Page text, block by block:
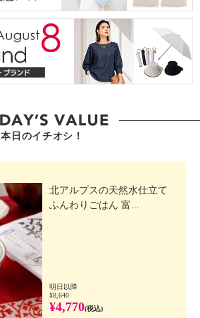
本日のイチオシ！
北アルプスの天然水仕立て
ふんわりごはん 富...
明日以降
¥8,640
¥4,770(税込)